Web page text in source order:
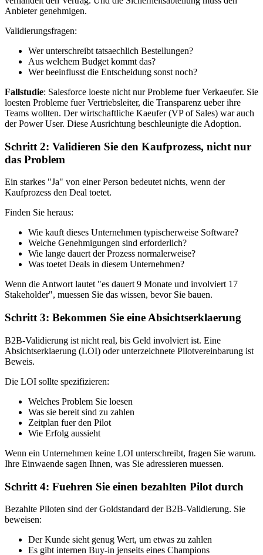
Anbieter genehmigen.
Validierungsfragen:
Wer unterschreibt tatsaechlich Bestellungen?
Aus welchem Budget kommt das?
Wer beeinflusst die Entscheidung sonst noch?
Fallstudie: Salesforce loeste nicht nur Probleme fuer Verkaeufer. Sie
loesten Probleme fuer Vertriebsleiter, die Transparenz ueber ihre
Teams wollten. Der wirtschaftliche Kaeufer (VP of Sales) war auch
der Power User. Diese Ausrichtung beschleunigte die Adoption.
Schritt 2: Validieren Sie den Kaufprozess, nicht nur
das Problem
Ein starkes "Ja" von einer Person bedeutet nichts, wenn der
Kaufprozess den Deal toetet.
Finden Sie heraus:
Wie kauft dieses Unternehmen typischerweise Software?
Welche Genehmigungen sind erforderlich?
Wie lange dauert der Prozess normalerweise?
Was toetet Deals in diesem Unternehmen?
Wenn die Antwort lautet "es dauert 9 Monate und involviert 17
Stakeholder", muessen Sie das wissen, bevor Sie bauen.
Schritt 3: Bekommen Sie eine Absichtserklaerung
B2B-Validierung ist nicht real, bis Geld involviert ist. Eine
Absichtserklaerung (LOI) oder unterzeichnete Pilotvereinbarung ist
Beweis.
Die LOI sollte spezifizieren:
Welches Problem Sie loesen
Was sie bereit sind zu zahlen
Zeitplan fuer den Pilot
Wie Erfolg aussieht
Wenn ein Unternehmen keine LOI unterschreibt, fragen Sie warum.
Ihre Einwaende sagen Ihnen, was Sie adressieren muessen.
Schritt 4: Fuehren Sie einen bezahlten Pilot durch
Bezahlte Piloten sind der Goldstandard der B2B-Validierung. Sie
beweisen:
Der Kunde sieht genug Wert, um etwas zu zahlen
Es gibt internen Buy-in jenseits eines Champions